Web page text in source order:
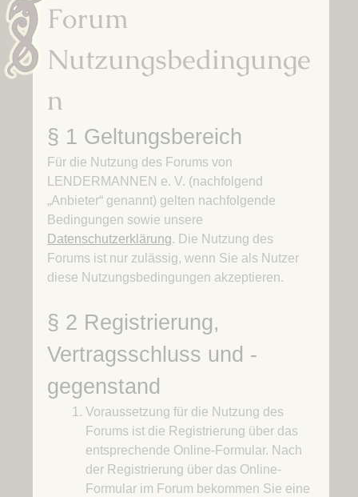
Forum
Nutzungsbedingunge
n
§ 1 Geltungsbereich
Für die Nutzung des Forums von
LENDERMANNEN e. V. (nachfolgend
„Anbieter“ genannt) gelten nachfolgende
Bedingungen sowie unsere
Datenschutzerklärung. Die Nutzung des
Forums ist nur zulässig, wenn Sie als Nutzer
diese Nutzungsbedingungen akzeptieren.
§ 2 Registrierung,
Vertragsschluss und -
gegenstand
Voraussetzung für die Nutzung des
Forums ist die Registrierung über das
entsprechende Online-Formular. Nach
der Registrierung über das Online-
Formular im Forum bekommen Sie eine